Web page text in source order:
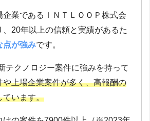
企業であるＩＮＴＬＯＯＰ株式会
20年以上の信頼と実績があるた
点が強みです。
テクノロジー案件に強みを持って
や上場企業案件が多く、高報酬の
ています。